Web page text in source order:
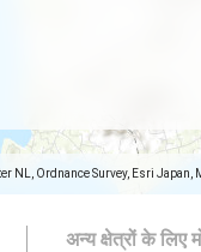
NL, Ordnance Survey, Esri
अन्य क्षेत्रों के लिए